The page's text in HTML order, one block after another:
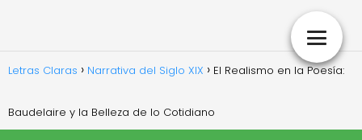
Letras Claras Narrativa del Siglo XIX El Realismo en la Poesía:
Baudelaire y la Belleza de lo Cotidiano